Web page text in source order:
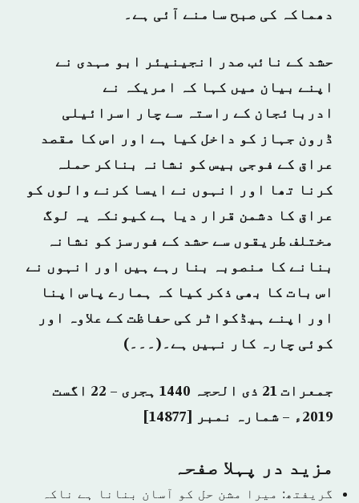
دھماکہ کی صبح سامنے آئی ہے۔
حشد کے نائب صدر انجینیئر ابو مہدی نے
اپنے بیان میں کہا کہ امریکہ نے
ادربائجان کے راستہ سے چار اسرائیلی
ڈرون جہاز کو داخل کیا ہے اور اس کا مقصد
عراق کے فوجی بیس کو نشانہ بناکر حملہ
کرنا تھا اور انہوں نے ایسا کرنے والوں کو
عراق کا دشمن قرار دیا ہے کیونکہ یہ لوگ
مختلف طریقوں سے حشد کے فورسز کو نشانہ
بنانے کا منصوبہ بنا رہے ہیں اور انہوں نے
اس بات کا بھی ذکر کیا کہ ہمارے پاس اپنا
اور اپنے ہیڈکواٹر کی حفاظت کے علاوہ اور
کوئی چارہ کار نہیں ہے۔(۔۔۔)
جمعرات 21 ذی الحجہ 1440 ہجری – 22 اگست
2019ء – شمارہ نمبر [14877]
مزید در پہلا صفحہ
گریفتھ: میرا مشن حل کو آسان بنانا ہے ناکہ